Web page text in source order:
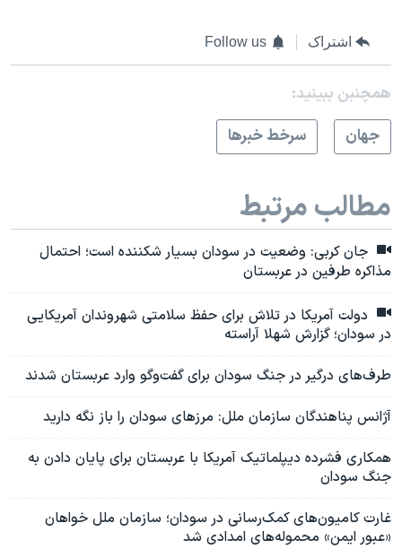
اشتراک Follow us
همچنبن ببینید:
جهان
سرخط خبرها
مطالب مرتبط
جان کربی: وضعیت در سودان بسیار شکننده است؛ احتمال
مذاکره طرفین در عربستان
دولت آمریکا در تلاش برای حفظ سلامتی شهروندان آمریکایی
در سودان؛ گزارش شهلا آراسته
طرف‌های درگیر در جنگ سودان برای گفت‌وگو وارد عربستان شدند
آژانس پناهندگان سازمان ملل: مرزهای سودان را باز نگه دارید
همکاری فشرده دیپلماتیک آمریکا با عربستان برای پایان دادن به
جنگ سودان
غارت کامیون‌های کمک‌رسانی در سودان؛ سازمان ملل خواهان
«عبور ایمن» محموله‌های امدادی شد